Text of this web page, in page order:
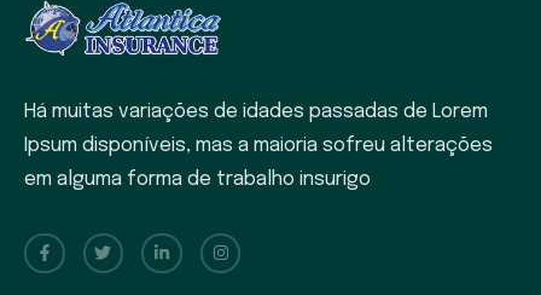
Há muitas variações de idades passadas de Lorem
Ipsum disponíveis, mas a maioria sofreu alterações
em alguma forma de trabalho insurigo